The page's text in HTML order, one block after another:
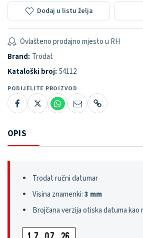
Dodaj u listu želja
Ovlašteno prodajno mjesto u RH
Brand: Trodat
Kataloški broj: 54112
PODIJELITE PROIZVOD
OPIS
Trodat ručni datumar
Visina znamenki:3 mm
Brojčana verzija otiska datuma kao